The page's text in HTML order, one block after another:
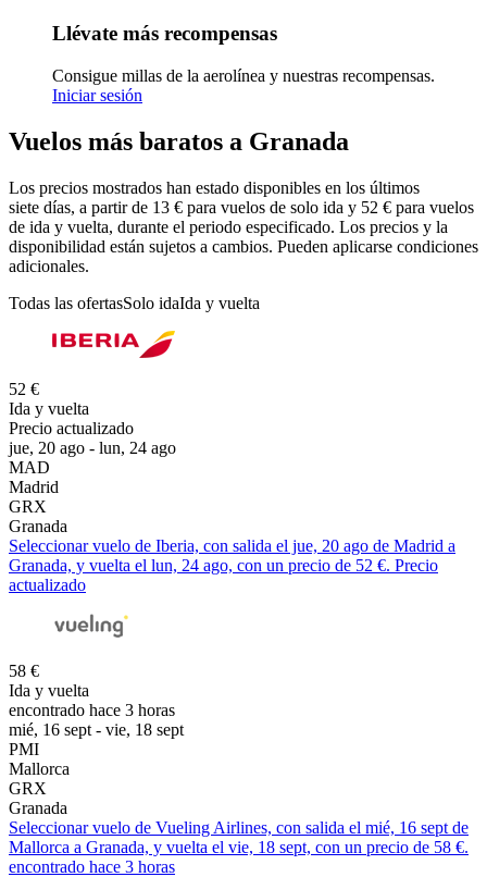
Llévate más recompensas
Consigue millas de la aerolínea y nuestras recompensas.
Iniciar sesión
Vuelos más baratos a Granada
Los precios mostrados han estado disponibles en los últimos
siete días, a partir de 13 € para vuelos de solo ida y 52 € para vuelos
de ida y vuelta, durante el periodo especificado. Los precios y la
disponibilidad están sujetos a cambios. Pueden aplicarse condiciones
adicionales.
Todas las ofertasSolo idaIda y vuelta
52 €
Ida y vuelta
Precio actualizado
jue, 20 ago - lun, 24 ago
MAD
Madrid
GRX
Granada
Seleccionar vuelo de Iberia, con salida el jue, 20 ago de Madrid a
Granada, y vuelta el lun, 24 ago, con un precio de 52 €. Precio
actualizado
58 €
Ida y vuelta
encontrado hace 3 horas
mié, 16 sept - vie, 18 sept
PMI
Mallorca
GRX
Granada
Seleccionar vuelo de Vueling Airlines, con salida el mié, 16 sept de
Mallorca a Granada, y vuelta el vie, 18 sept, con un precio de 58 €.
encontrado hace 3 horas